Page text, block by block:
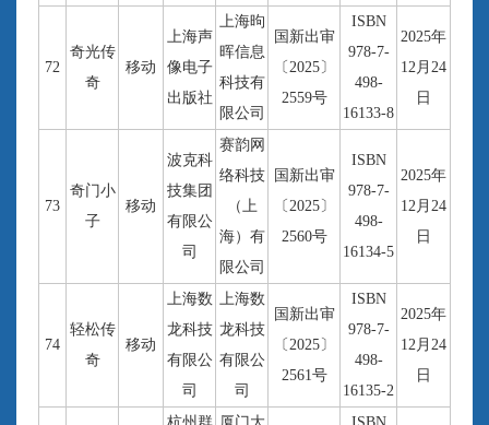
72
奇光传
奇
移动
上海声
像电子
出版社
上海昫
晖信息
科技有
限公司
国新出审
〔2025〕
2559号
ISBN
978-7-
498-
16133-8
2025年
12月24
日
73
奇门小
子
移动
波克科
技集团
有限公
司
赛韵网
络科技
（上
海）有
限公司
国新出审
〔2025〕
2560号
ISBN
978-7-
498-
16134-5
2025年
12月24
日
74
轻松传
奇
移动
上海数
龙科技
有限公
司
上海数
龙科技
有限公
司
国新出审
〔2025〕
2561号
ISBN
978-7-
498-
16135-2
2025年
12月24
日